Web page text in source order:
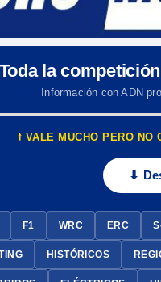
Toda la
Información con ADN
⭡ VALE MUCHO PERO NO
⬇
F1 WRC ERC
HISTÓRICOS